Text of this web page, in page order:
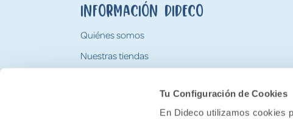
Tu Configuración de Cookies
En Dideco utilizamos cookies
Información Dideco
Quiénes somos
Nuestras tiendas
Tarjeta Regalo Dideco